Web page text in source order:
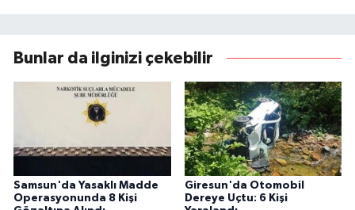
Bunlar da ilginizi çekebilir
Samsun'da Yasaklı Madde
Operasyonunda 8 Kişi
Giresun'da Otomobil
Dereye Uçtu: 6 Kişi